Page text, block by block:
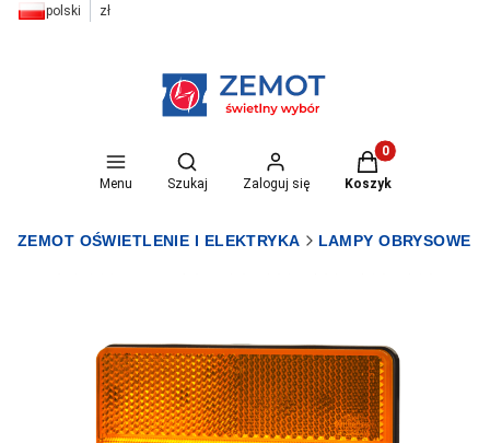
polski zł
Menu
Otwórz wyszukiwarkę
Szukaj Zaloguj się
Produkty w
Koszyk
ZEMOT OŚWIETLENIE I ELEKTRYKA LAMPY OBRYSOWE